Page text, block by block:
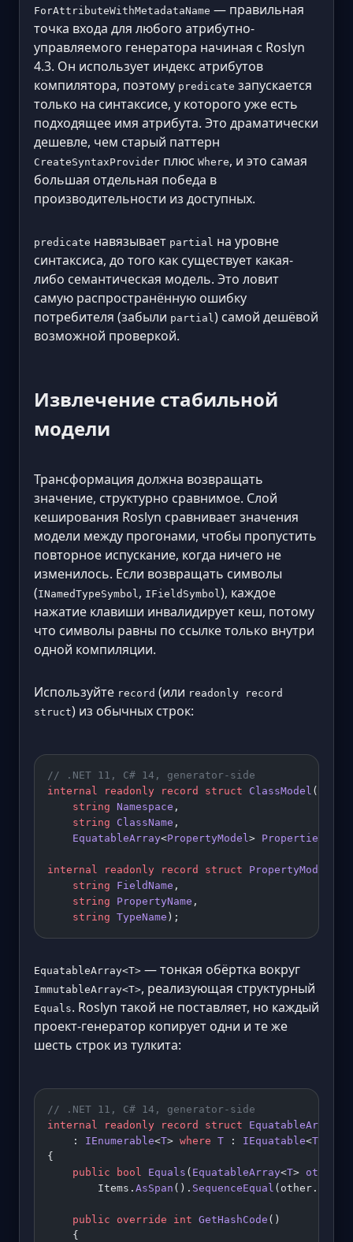
ForAttributeWithMetadataName — правильная
точка входа для любого атрибутно-
управляемого генератора начиная с Roslyn
4.3. Он использует индекс атрибутов
компилятора, поэтому predicate запускается
только на синтаксисе, у которого уже есть
подходящее имя атрибута. Это драматически
дешевле, чем старый паттерн
CreateSyntaxProvider плюс Where, и это самая
большая отдельная победа в
производительности из доступных.
predicate навязывает partial на уровне
синтаксиса, до того как существует какая-
либо семантическая модель. Это ловит
самую распространённую ошибку
потребителя (забыли partial) самой дешёвой
возможной проверкой.
Извлечение стабильной
модели
Трансформация должна возвращать
значение, структурно сравнимое. Слой
кеширования Roslyn сравнивает значения
модели между прогонами, чтобы пропустить
повторное испускание, когда ничего не
изменилось. Если возвращать символы
(INamedTypeSymbol , IFieldSymbol ), каждое
нажатие клавиши инвалидирует кеш, потому
что символы равны по ссылке только внутри
одной компиляции.
Используйте record (или readonly record
struct) из обычных строк:
// .NET 11, C# 14, generator-side
internal
readonly record struct ClassModel (
    string
Namespace ,
    string
ClassName ,
    EquatableArray
<PropertyModel > Properties
internal readonly record struct PropertyModel
    string
FieldName ,
    string
PropertyName ,
    string
TypeName );
EquatableArray<T> — тонкая обёртка вокруг
ImmutableArray<T>, реализующая структурный
Equals. Roslyn такой не поставляет, но каждый
проект-генератор копирует одни и те же
шесть строк из тулкита:
// .NET 11, C# 14, generator-side
internal
readonly record struct EquatableArray
    :
IEnumerable<T> where T : IEquatable<T
{
    public
bool Equals ( EquatableArray<T> other
        Items.
AsSpan (). SequenceEqual
    public
override int GetHashCode ()
    {